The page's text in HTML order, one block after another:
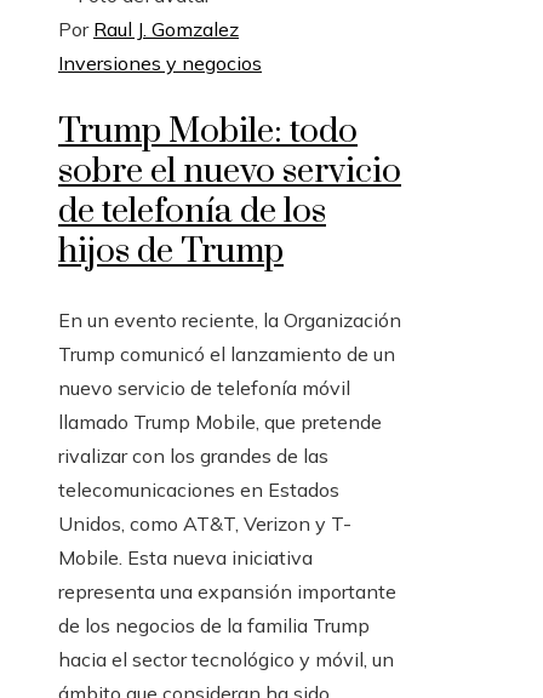
Por Raul J. Gomzalez
Inversiones y negocios
Trump Mobile: todo
sobre el nuevo servicio
de telefonía de los
hijos de Trump
En un evento reciente, la Organización
Trump comunicó el lanzamiento de un
nuevo servicio de telefonía móvil
llamado Trump Mobile, que pretende
rivalizar con los grandes de las
telecomunicaciones en Estados
Unidos, como AT&T, Verizon y T-
Mobile. Esta nueva iniciativa
representa una expansión importante
de los negocios de la familia Trump
hacia el sector tecnológico y móvil, un
ámbito que consideran ha sido